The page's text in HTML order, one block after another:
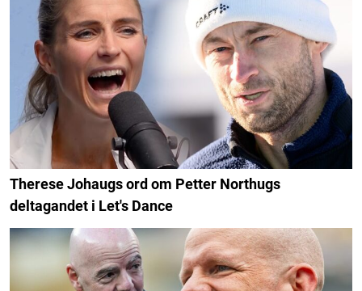
Therese Johaugs ord om Petter Northugs
deltagandet i Let's Dance